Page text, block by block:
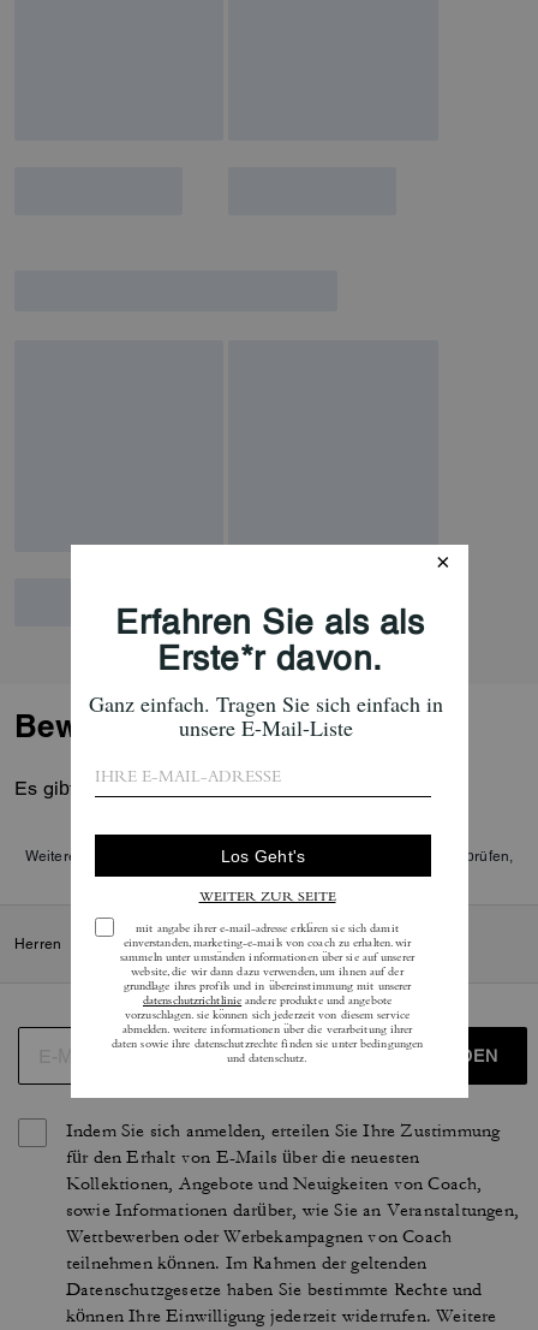
Bewertungen
Es gibt noch keine Reviews.
Weitere Informationen darüber, wie wir unsere Bewertungen überprüfen,
finden Siehier.
Herren Schuhe / Alte Größe
ANMELDEN
Indem Sie sich anmelden, erteilen Sie Ihre Zustimmung
für den Erhalt von E-Mails über die neuesten
Kollektionen, Angebote und Neuigkeiten von Coach,
sowie Informationen darüber, wie Sie an Veranstaltungen,
Wettbewerben oder Werbekampagnen von Coach
teilnehmen können. Im Rahmen der geltenden
Datenschutzgesetze haben Sie bestimmte Rechte und
können Ihre Einwilligung jederzeit widerrufen. Weitere